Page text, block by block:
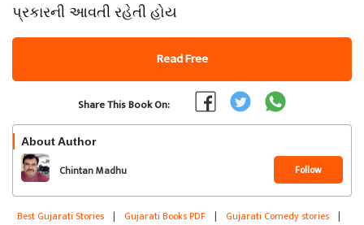
પ્રકારની આવતી રહેતી હોય
Read Free
Share This Book On:
About Author
Chintan Madhu Follow
Best Gujarati Stories | Gujarati Books PDF | Gujarati Comedy stories |